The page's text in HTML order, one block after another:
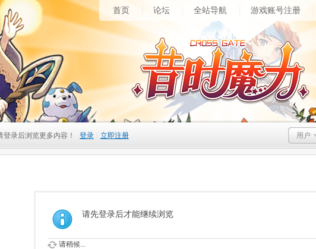
首页 论坛 全站导航 游戏账号注册
用户
登录后浏览更多内容！ 登录 立即注册
请先登录后才能继续浏览
请稍候...